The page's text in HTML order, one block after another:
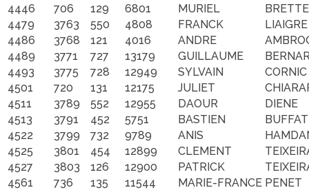
4446
706 129 6801 MURIEL
BRETTE
4479
3763 550 4808 FRANCK
LIAIGRE
4486
3768 121 4016 ANDRE
4489
3771 727 13179 GUILLAUME
4493
3775 728 12949 SYLVAIN
CORNIC
4501
720 131 12175 JULIET
4511
3789 552 12955 DAOUR
DIENE
4513
3791 452 5751 BASTIEN
BUFFAT
4522
3799 732 9789 ANIS
4525
3801 454 12899 CLEMENT
4527
3803 126 12900 PATRICK
4561
736 135 11544 MARIE-FRANCE PENET